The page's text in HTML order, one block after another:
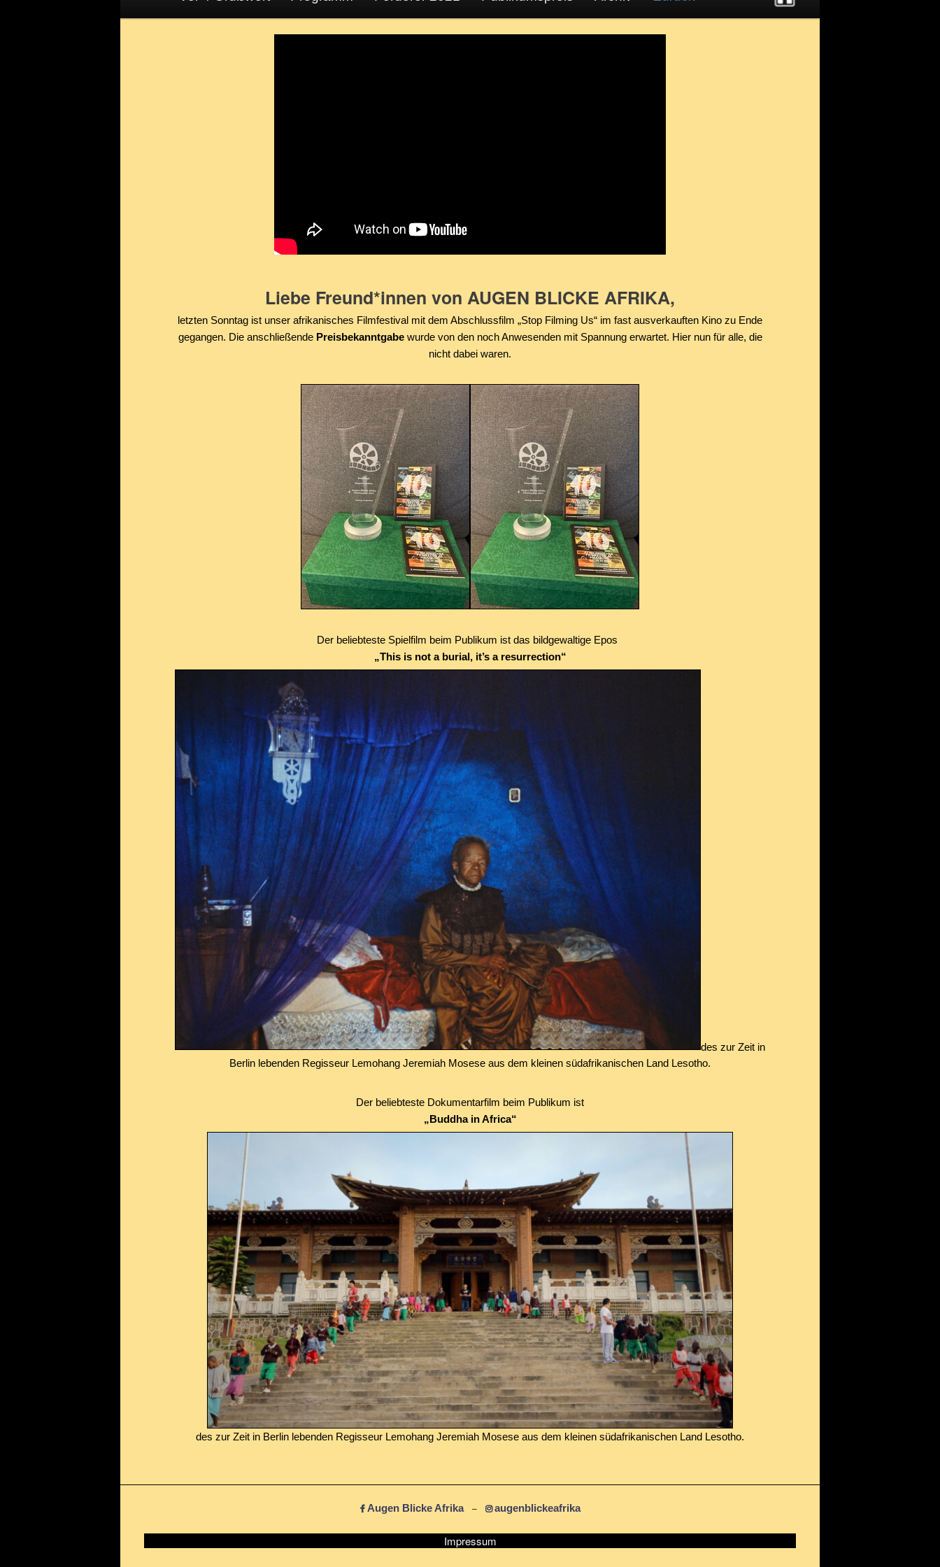
Liebe Freund*innen von AUGEN BLICKE AFRIKA,
letzten Sonntag ist unser afrikanisches Filmfestival mit dem Abschlussfilm „Stop Filming Us“ im fast ausverkauften Kino zu Ende
gegangen. Die anschließendePreisbekanntgabewurde von den noch Anwesenden mit Spannung erwartet. Hier nun für alle, die
nicht dabei waren.
Der beliebteste Spielfilm beim Publikum ist das bildgewaltige Epos
„This is not a burial, it’s a resurrection“
des zur Zeit in
Berlin lebenden Regisseur Lemohang Jeremiah Mosese aus dem kleinen südafrikanischen Land Lesotho.
Der beliebteste Dokumentarfilm beim Publikum ist
„Buddha in Africa“
des zur Zeit in Berlin lebenden Regisseur Lemohang Jeremiah Mosese aus dem kleinen südafrikanischen Land Lesotho.
Augen Blicke Afrika– augenblickeafrika
Impressum